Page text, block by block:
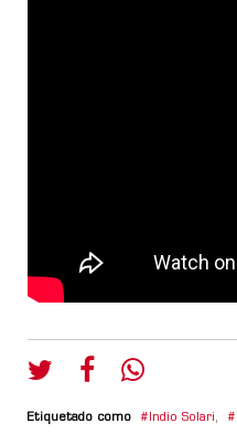
Etiquetado como Indio Solari,